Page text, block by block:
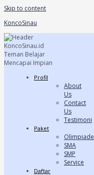
Skip to content
KoncoSinau
Profil
About
Us
Contact
Us
Testimoni
Paket
Olimpiade
SMA
SMP
Service
Daftar